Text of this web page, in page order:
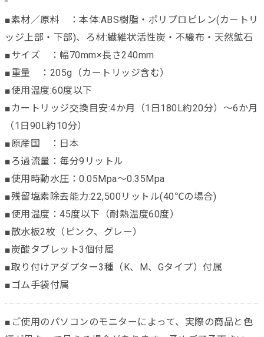
■素材／原料 ：本体:ABS樹脂・ポリプロピレン(カートリ
ッジ上部・下部)、ろ材:繊維状活性炭・不織布・天然鉱石
■サイズ ：幅70mm×長さ240mm
■重量 ：205g（カートリッジ含む）
■使用温度:60度以下
■カートリッジ交換目安:4か月（1日180L約20分）～6か月
（1日90L約10分）
■原産国 ：日本
■ろ過流量：毎分9リットル
■使用時動水圧：0.05Mpa～0.35Mpa
■残留塩素除去能力:22,500リットル(40℃の場合)
■使用温度：45度以下（耐熱温度60度）
■散水板2枚（ピンク、グレー）
■炭酸タブレット3個付属
■取り付けアダプター3種（K、M、Gタイプ）付属
■ゴム手袋付属
■ご使用のパソコンのモニターによって、実際の商品と色